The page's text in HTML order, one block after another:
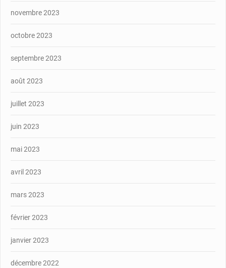
novembre 2023
octobre 2023
septembre 2023
août 2023
juillet 2023
juin 2023
mai 2023
avril 2023
mars 2023
février 2023
janvier 2023
décembre 2022